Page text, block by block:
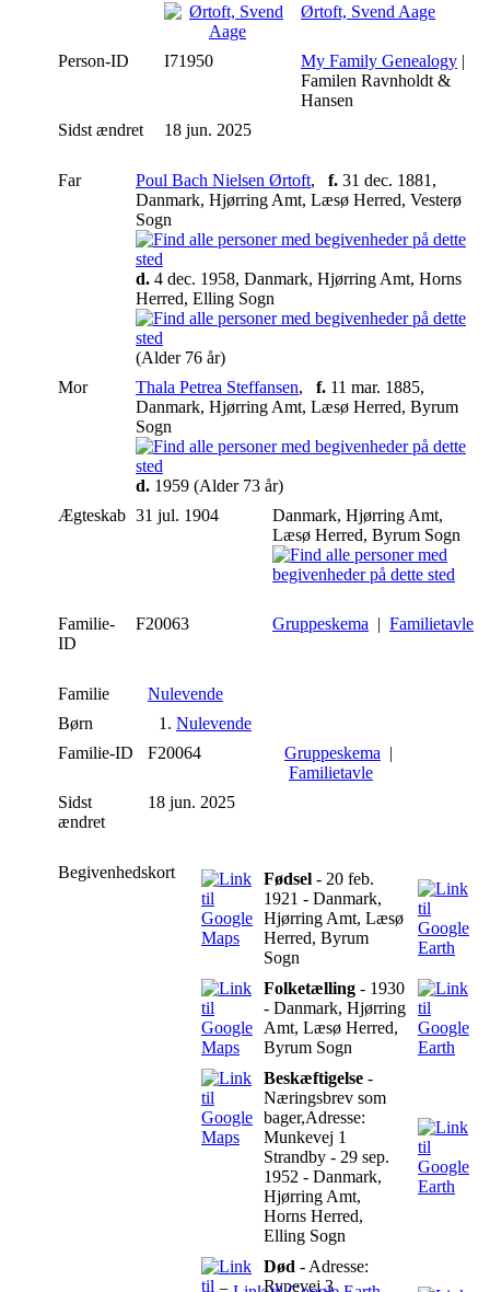
Ørtoft, Svend Aage
Person-ID I71950 My Family Genealogy |
Familen Ravnholdt &
Hansen
Sidst ændret
18 jun. 2025
Far Poul Bach Nielsen Ørtoft, f. 31 dec. 1881,
Danmark, Hjørring Amt, Læsø Herred, Vesterø
Sogn
d. 4 dec. 1958, Danmark, Hjørring Amt, Horns
Herred, Elling Sogn
(Alder 76 år)
Mor
Thala Petrea Steffansen, f. 11 mar. 1885,
Danmark, Hjørring Amt, Læsø Herred, Byrum
Sogn
d. 1959 (Alder 73 år)
Ægteskab 31 jul. 1904
Danmark, Hjørring Amt,
Læsø Herred, Byrum Sogn
Familie-
ID
F20063 Gruppeskema | Familietavle
Familie
Nulevende
Børn
1. Nulevende
Familie-ID
F20064 Gruppeskema |
Familietavle
Sidst
ændret
18 jun. 2025
Begivenhedskort Fødsel - 20 feb.
1921 - Danmark,
Hjørring Amt, Læsø
Herred, Byrum
Sogn
Folketælling - 1930
- Danmark, Hjørring
Amt, Læsø Herred,
Byrum Sogn
Beskæftigelse -
Næringsbrev som
bager,Adresse:
Munkevej 1
Strandby - 29 sep.
1952 - Danmark,
Hjørring Amt,
Horns Herred,
Elling Sogn
Død - Adresse:
Rypevej 3